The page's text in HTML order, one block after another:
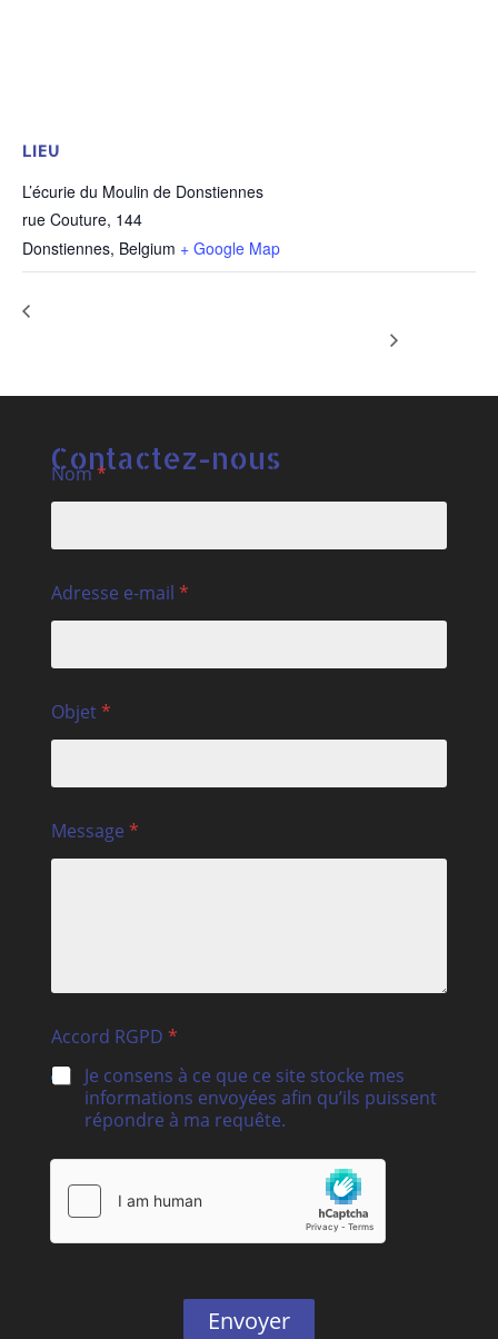
LIEU
L’écurie du Moulin de Donstiennes
rue Couture, 144
Donstiennes, Belgium + Google Map
Contactez-nous
Nom*
Adresse e-mail *
Objet*
Message *
Accord RGPD *
Je consens à ce que ce site stocke mes
informations envoyées afin qu’ils puissent
répondre à ma requête.
Envoyer